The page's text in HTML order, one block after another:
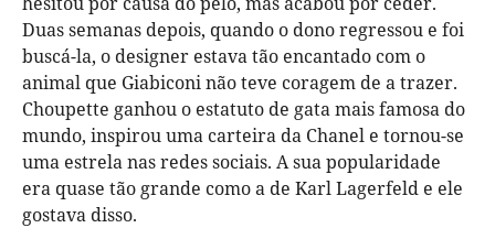
Duas semanas depois, quando o dono regressou e foi
buscá-la, o designer estava tão encantado com o
animal que Giabiconi não teve coragem de a trazer.
Choupette ganhou o estatuto de gata mais famosa do
mundo, inspirou uma carteira da Chanel e tornou-se
uma estrela nas redes sociais. A sua popularidade
era quase tão grande como a de Karl Lagerfeld e ele
gostava disso.